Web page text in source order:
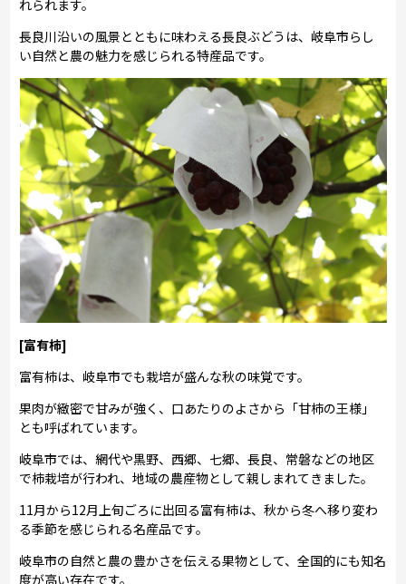
れられます。
長良川沿いの風景とともに味わえる長良ぶどうは、岐阜市らし
い自然と農の魅力を感じられる特産品です。
[富有柿]
富有柿は、岐阜市でも栽培が盛んな秋の味覚です。
果肉が緻密で甘みが強く、口あたりのよさから「甘柿の王様」
とも呼ばれています。
岐阜市では、網代や黒野、西郷、七郷、長良、常磐などの地区
で柿栽培が行われ、地域の農産物として親しまれてきました。
11月から12月上旬ごろに出回る富有柿は、秋から冬へ移り変わ
る季節を感じられる名産品です。
岐阜市の自然と農の豊かさを伝える果物として、全国的にも知名
度が高い存在です。